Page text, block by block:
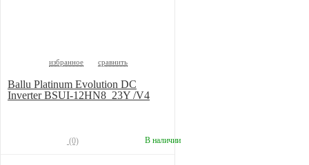
избранное сравнить
Ballu Platinum Evolution DC
Inverter BSUI-12HN8_23Y /V4
(0) В наличии